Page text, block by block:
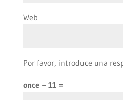
Web
Por favor, introduce una
once − 11 =